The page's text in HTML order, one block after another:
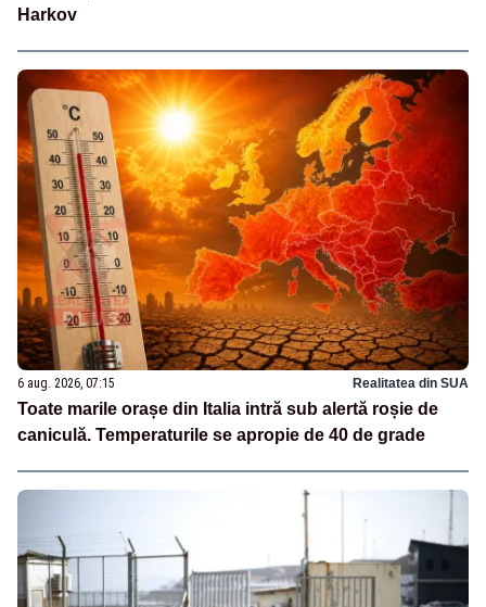
Harkov
6 aug. 2026, 07:15 Realitatea din SUA
Toate marile orașe din Italia intră sub alertă roșie de
caniculă. Temperaturile se apropie de 40 de grade